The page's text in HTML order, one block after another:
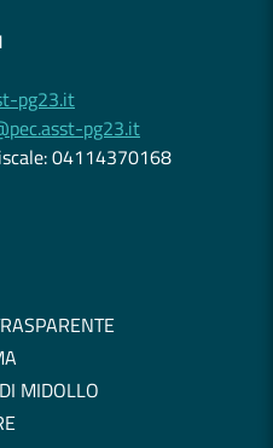
pg23.it
pg23.it
04114370168
MIDOLLO